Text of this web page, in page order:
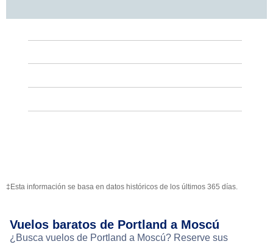
‡Esta información se basa en datos históricos de los últimos 365 días.
Vuelos baratos de Portland a Moscú
¿Busca vuelos de Portland a Moscú? Reserve sus